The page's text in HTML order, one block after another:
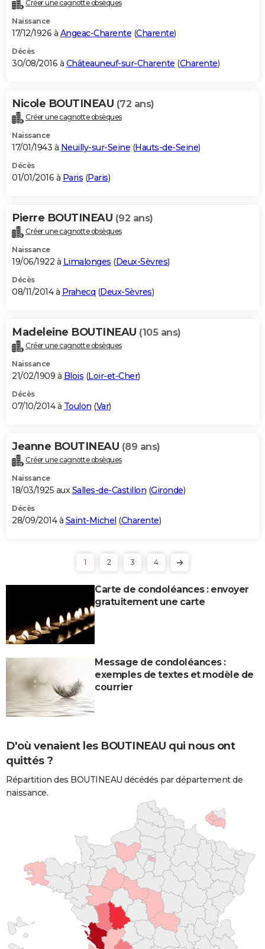
Créer une cagnotte obsèques
Naissance
17/12/1926 à Angeac-Charente (Charente)
Décès
30/08/2016 à Châteauneuf-sur-Charente (Charente)
Nicole BOUTINEAU (72 ans)
Créer une cagnotte obsèques
Naissance
17/01/1943 à Neuilly-sur-Seine (Hauts-de-Seine)
Décès
01/01/2016 à Paris (Paris)
Pierre BOUTINEAU (92 ans)
Créer une cagnotte obsèques
Naissance
19/06/1922 à Limalonges (Deux-Sèvres)
Décès
08/11/2014 à Prahecq (Deux-Sèvres)
Madeleine BOUTINEAU (105 ans)
Créer une cagnotte obsèques
Naissance
21/02/1909 à Blois (Loir-et-Cher)
Décès
07/10/2014 à Toulon (Var)
Jeanne BOUTINEAU (89 ans)
Créer une cagnotte obsèques
Naissance
18/03/1925 aux Salles-de-Castillon (Gironde)
Décès
28/09/2014 à Saint-Michel (Charente)
1 2 3 4
Carte de condoléances : envoyer
gratuitement une carte
Message de condoléances :
exemples de textes et modèle de
courrier
D'où venaient les BOUTINEAU qui nous ont
quittés ?
Répartition des BOUTINEAU décédés par département de
naissance.